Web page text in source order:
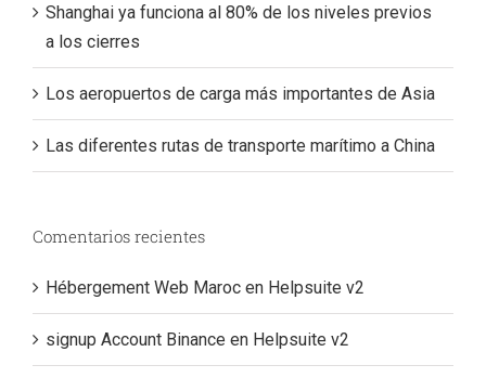
Shanghai ya funciona al 80% de los niveles previos
a los cierres
Los aeropuertos de carga más importantes de Asia
Las diferentes rutas de transporte marítimo a China
Comentarios recientes
Hébergement Web Maroc en Helpsuite v2
signup Account Binance en Helpsuite v2